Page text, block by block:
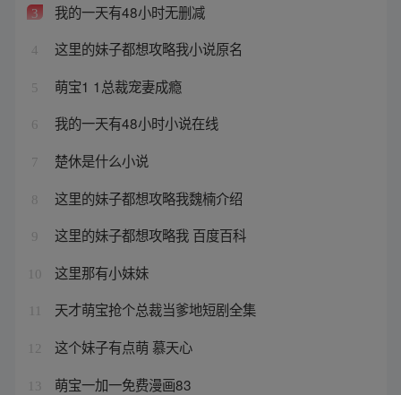
3 我的一天有48小时无删减
4 这里的妹子都想攻略我小说原名
5 萌宝1 1总裁宠妻成瘾
6 我的一天有48小时小说在线
7 楚休是什么小说
8 这里的妹子都想攻略我魏楠介绍
9 这里的妹子都想攻略我 百度百科
10 这里那有小妹妹
天才萌宝抢个总裁当爹地短剧全集
12 这个妹子有点萌 慕天心
13 萌宝一加一免费漫画83